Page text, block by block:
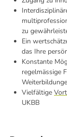
zu
Ein
das Ihre
Konstante
regelmässige
Vielfältige
UKBB